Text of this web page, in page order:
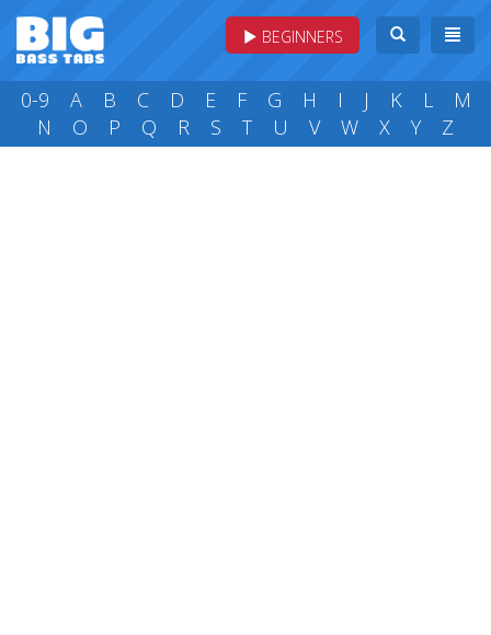
BEGINNERS
0-9 A B C D E F G H I J K L
M
N
O P Q R S T U V W X Y Z